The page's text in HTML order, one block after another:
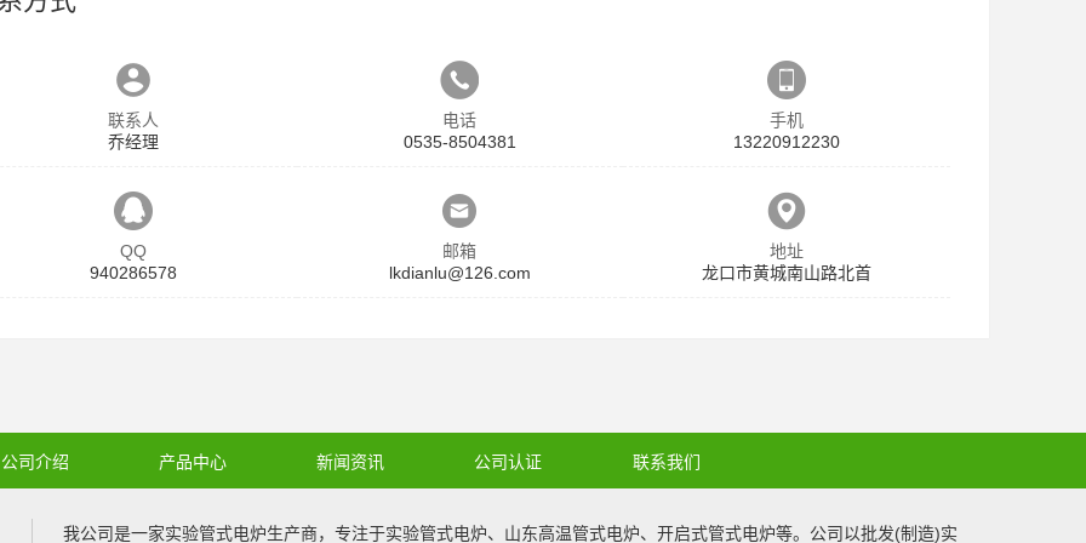
联系人
乔经理
电话
0535-8504381
手机
13220912230
QQ
940286578
邮箱
lkdianlu@126.com
地址
龙口市黄城南山路北首
公司介绍 产品中心 新闻资讯 公司认证 联系我们
我公司是一家实验管式电炉生产商，专注于实验管式电炉、 山东高温管式电炉、 开启式管式电炉等。公司以批发(制造)实